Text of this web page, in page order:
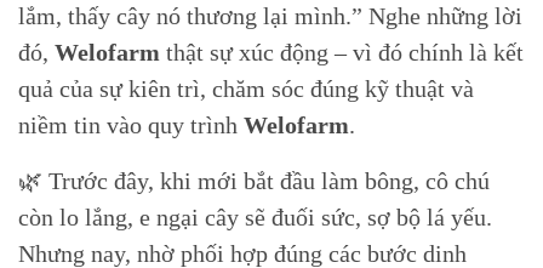
lắm, thấy cây nó thương lại mình.” Nghe những lời
đó, Welofarm thật sự xúc động – vì đó chính là kết
quả của sự kiên trì, chăm sóc đúng kỹ thuật và
niềm tin vào quy trình Welofarm.
🌿 Trước đây, khi mới bắt đầu làm bông, cô chú
còn lo lắng, e ngại cây sẽ đuối sức, sợ bộ lá yếu.
Nhưng nay, nhờ phối hợp đúng các bước dinh